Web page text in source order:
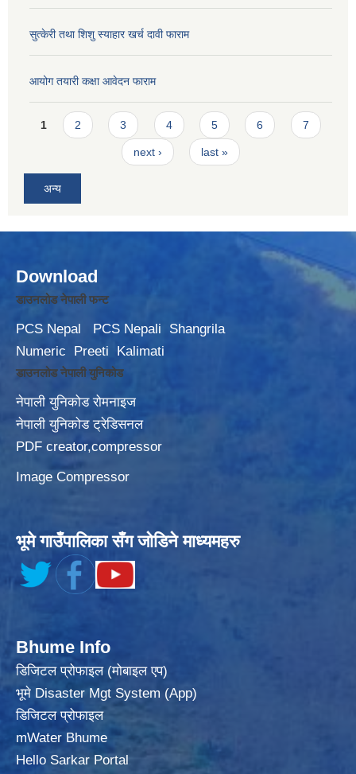
सुत्केरी तथा शिशु स्याहार खर्च दावी फाराम
आयोग तयारी कक्षा आवेदन फाराम
Pages
1 2 3 4 5 6 7
next › last »
अन्य
Download
डाउनलोड नेपाली फन्ट
PCS Nepal PCS Nepali
Shangrila
Numeric
Preeti Kalimati
डाउनलोड नेपाली युनिकोड
नेपाली युनिकोड रोमनाइज
नेपाली युनिकोड ट्रेडिसनल
PDF creator,compressor
Image Compressor
भूमे गाउँपालिका सँग जोडिने माध्यमहरु
Bhume Info
डिजिटल प्रोफाइल (मोबाइल एप)
भूमे Disaster Mgt System (App)
डिजिटल प्रोफाइल
mWater Bhume
Hello Sarkar Portal